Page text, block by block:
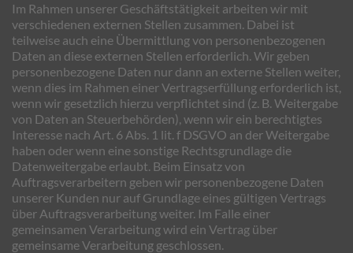
Im Rahmen unserer Geschäftstätigkeit arbeiten wir mit
verschiedenen externen Stellen zusammen. Dabei ist
teilweise auch eine Übermittlung von personenbezogenen
Daten an diese externen Stellen erforderlich. Wir geben
personenbezogene Daten nur dann an externe Stellen weiter,
wenn dies im Rahmen einer Vertragserfüllung erforderlich ist,
wenn wir gesetzlich hierzu verpflichtet sind (z. B. Weitergabe
von Daten an Steuerbehörden), wenn wir ein berechtigtes
Interesse nach Art. 6 Abs. 1 lit. f DSGVO an der Weitergabe
haben oder wenn eine sonstige Rechtsgrundlage die
Datenweitergabe erlaubt. Beim Einsatz von
Auftragsverarbeitern geben wir personenbezogene Daten
unserer Kunden nur auf Grundlage eines gültigen Vertrags
über Auftragsverarbeitung weiter. Im Falle einer
gemeinsamen Verarbeitung wird ein Vertrag über
gemeinsame Verarbeitung geschlossen.